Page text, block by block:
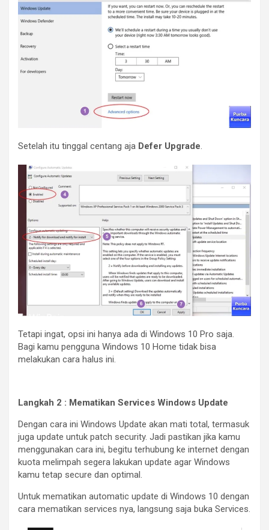
Setelah itu tinggal centang aja Defer Upgrade.
Tetapi ingat, opsi ini hanya ada di Windows 10 Pro saja.
Bagi kamu pengguna Windows 10 Home tidak bisa
melakukan cara halus ini.
Langkah 2 : Mematikan Services Windows Update
Dengan cara ini Windows Update akan mati total, termasuk
juga update untuk patch security. Jadi pastikan jika kamu
menggunakan cara ini, begitu terhubung ke internet dengan
kuota melimpah segera lakukan update agar Windows
kamu tetap secure dan optimal.
Untuk mematikan automatic update di Windows 10 dengan
cara mematikan services nya, langsung saja buka Services.